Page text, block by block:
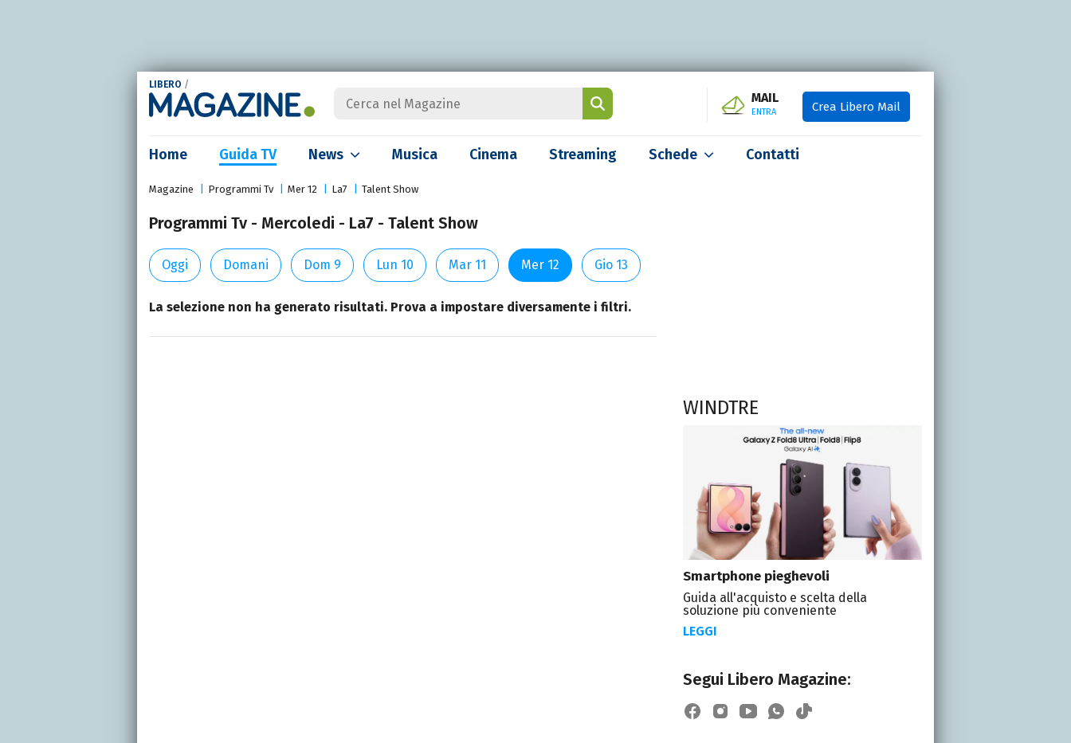
LIBERO /
MAIL
ENTRA Crea Libero Mail
Home Guida TV News Musica Cinema Streaming Schede Contatti
Magazine Programmi Tv Mer 12 La7 Talent Show
Programmi Tv - Mercoledi - La7 - Talent Show
Oggi Domani Dom 9 Lun 10 Mar 11 Mer 12 Gio 13
La selezione non ha generato risultati. Prova a impostare diversamente i filtri.
WINDTRE
Smartphone pieghevoli
Guida all'acquisto e scelta della
soluzione più conveniente
LEGGI
Segui Libero Magazine: